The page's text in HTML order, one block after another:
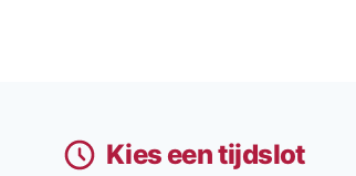
Kies een tijdslot